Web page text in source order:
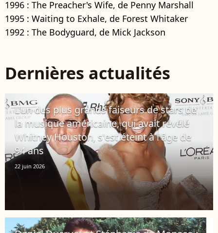
1996 : The Preacher's Wife, de Penny Marshall
1995 : Waiting to Exhale, de Forest Whitaker
1992 : The Bodyguard, de Mick Jackson
Dernières actualités
L'un des plus grands faiseurs de stars de
la musique américaine, qui avait révélé
Whitney Houston, s'est éteint à l'âge de
94 ans
22 juin 2026